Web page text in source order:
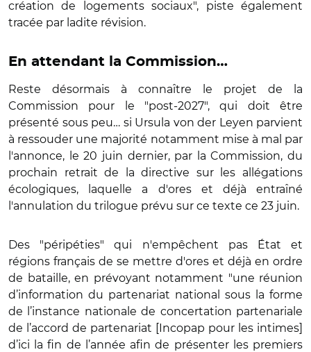
création de logements sociaux", piste également
tracée par ladite révision.
En attendant la Commission…
Reste désormais à connaître le projet de la
Commission pour le "post-2027", qui doit être
présenté sous peu… si Ursula von der Leyen parvient
à ressouder une majorité notamment mise à mal par
l'annonce, le 20 juin dernier, par la Commission, du
prochain retrait de la directive sur les allégations
écologiques, laquelle a d'ores et déjà entraîné
l'annulation du trilogue prévu sur ce texte ce 23 juin.
Des "péripéties" qui n'empêchent pas État et
régions français de se mettre d'ores et déjà en ordre
de bataille, en prévoyant notamment "une réunion
d’information du partenariat national sous la forme
de l’instance nationale de concertation partenariale
de l’accord de partenariat [Incopap pour les intimes]
d’ici la fin de l’année afin de présenter les premiers